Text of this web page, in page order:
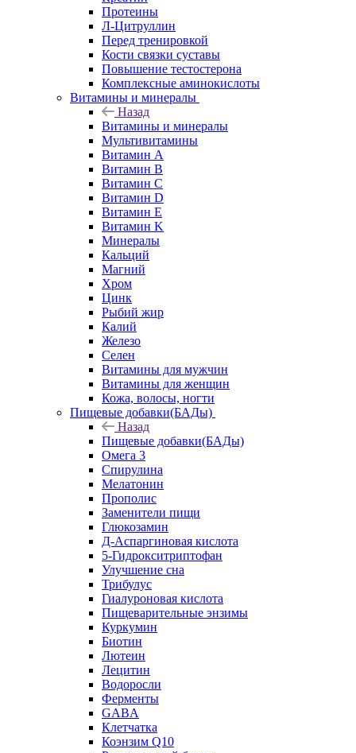
Протеины
Л-Цитруллин
Перед тренировкой
Кости связки суставы
Повышение тестостерона
Комплексные аминокислоты
Витамины и минералы
Назад
Витамины и минералы
Мультивитамины
Витамин A
Витамин B
Витамин C
Витамин D
Витамин E
Витамин K
Минералы
Кальций
Магний
Хром
Цинк
Рыбий жир
Калий
Железо
Селен
Витамины для мужчин
Витамины для женщин
Кожа, волосы, ногти
Пищевые добавки(БАДы)
Назад
Пищевые добавки(БАДы)
Омега 3
Спирулина
Мелатонин
Прополис
Заменители пищи
Глюкозамин
Д-Аспаргиновая кислота
5-Гидрокситриптофан
Улучшение сна
Трибулус
Гиалуроновая кислота
Пищеварительные энзимы
Куркумин
Биотин
Лютеин
Лецитин
Водоросли
Ферменты
GABA
Клетчатка
Коэнзим Q10